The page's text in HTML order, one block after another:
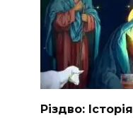
Різдво: